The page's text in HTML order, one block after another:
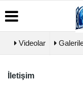
Videolar
İletişim